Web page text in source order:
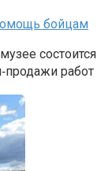
бойцам
состоится
работ